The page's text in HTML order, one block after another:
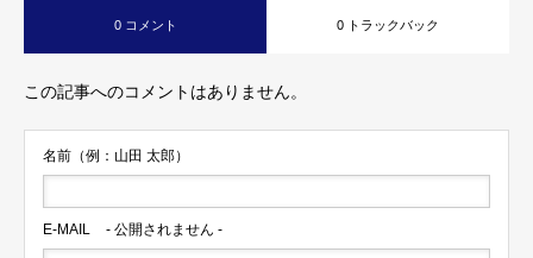
0 コメント 0 トラックバック
この記事へのコメントはありません。
名前（例：山田 太郎）
E-MAIL - 公開されません -